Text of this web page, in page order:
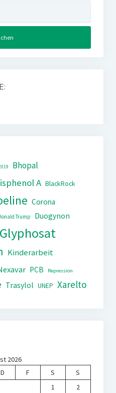
Bhopal
A BlackRock
Corona
Trump
Duogynon
Glyphosat
Kinderarbeit
PCB Repression
Trasylol UNEP Xarelto
2026
D F S
S
1
2